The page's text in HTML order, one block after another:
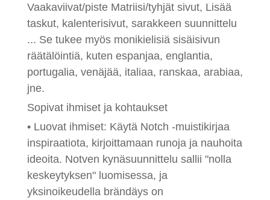
Vaakaviivat/piste Matriisi/tyhjät sivut, Lisää
taskut, kalenterisivut, sarakkeen suunnittelu
... Se tukee myös monikielisiä sisäisivun
räätälöintiä, kuten espanjaa, englantia,
portugalia, venäjää, italiaa, ranskaa, arabiaa,
jne.
Sopivat ihmiset ja kohtaukset
• Luovat ihmiset: Käytä Notch -muistikirjaa
inspiraatiota, kirjoittamaan runoja ja nauhoita
ideoita. Notven kynäsuunnittelu sallii "nolla
keskeytyksen" luomisessa, ja
yksinoikeudella brändäys on